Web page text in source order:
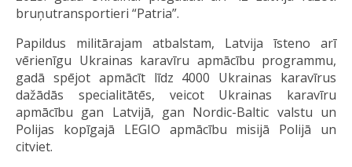
bruņutransportieri “Patria”.
Papildus militārajam atbalstam, Latvija īsteno arī
vērienīgu Ukrainas karavīru apmācību programmu,
gadā spējot apmācīt līdz 4000 Ukrainas karavīrus
dažādās specialitātēs, veicot Ukrainas karavīru
apmācību gan Latvijā, gan Nordic-Baltic valstu un
Polijas kopīgajā LEGIO apmācību misijā Polijā un
citviet.